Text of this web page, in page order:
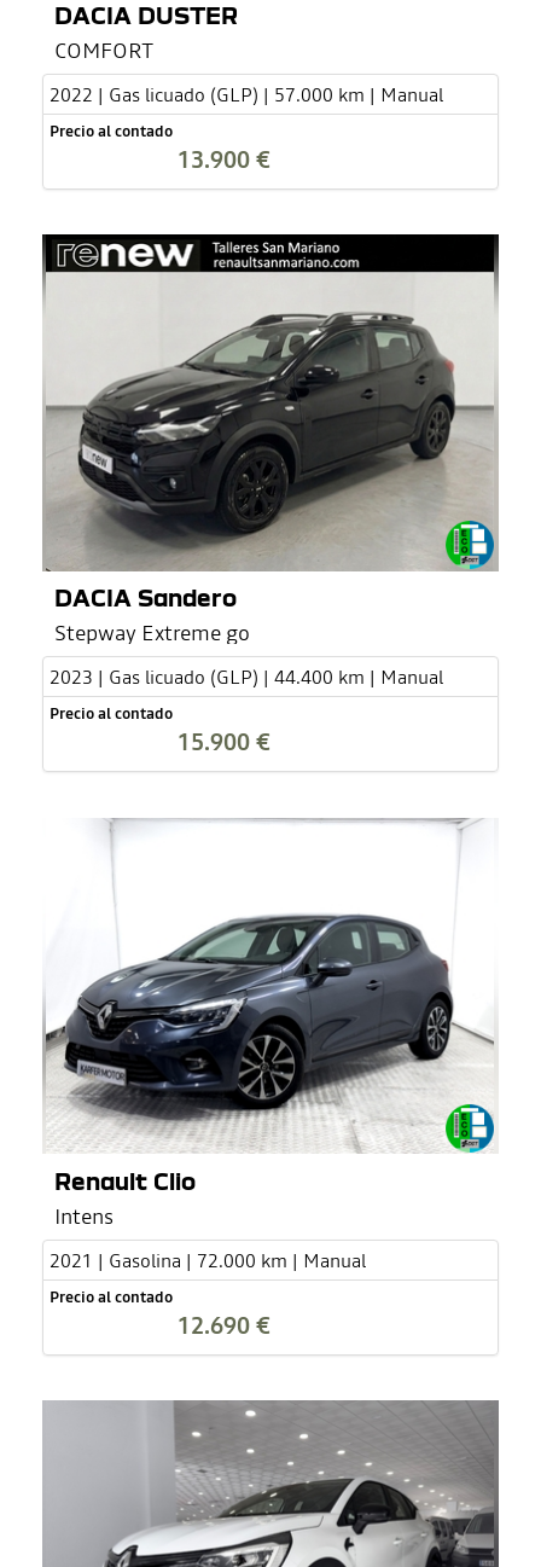
DACIA DUSTER
COMFORT
2022 | Gas licuado (GLP) | 57.000 km | Manual
Precio al contado
13.900 €
DACIA Sandero
Stepway Extreme go
2023 | Gas licuado (GLP) | 44.400 km | Manual
Precio al contado
15.900 €
Renault Clio
Intens
2021 | Gasolina | 72.000 km | Manual
Precio al contado
12.690 €